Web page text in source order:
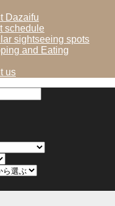
Dazaifu
schedule
sightseeing spots
and Eating
us